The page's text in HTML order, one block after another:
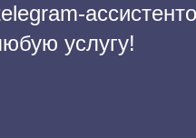
услугу!